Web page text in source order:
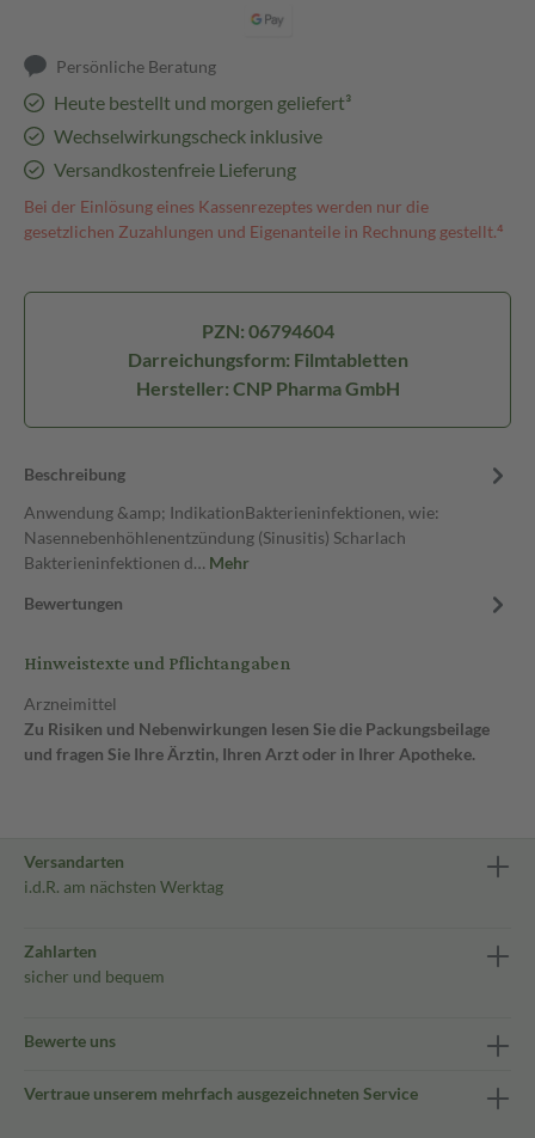
Persönliche Beratung
Heute bestellt und morgen geliefert³
Wechselwirkungscheck inklusive
Versandkostenfreie Lieferung
Bei der Einlösung eines Kassenrezeptes werden nur die
gesetzlichen Zuzahlungen und Eigenanteile in Rechnung gestellt.⁴
PZN: 06794604
Darreichungsform: Filmtabletten
Hersteller: CNP Pharma GmbH
Beschreibung
Anwendung &amp; IndikationBakterieninfektionen, wie:
Nasennebenhöhlenentzündung (Sinusitis) Scharlach
Bakterieninfektionen d… Mehr
Bewertungen
Hinweistexte und Pflichtangaben
Arzneimittel
Zu Risiken und Nebenwirkungen lesen Sie die Packungsbeilage
und fragen Sie Ihre Ärztin, Ihren Arzt oder in Ihrer Apotheke.
Versandarten
i.d.R. am nächsten Werktag
Zahlarten
sicher und bequem
Bewerte uns
Vertraue unserem mehrfach ausgezeichneten Service